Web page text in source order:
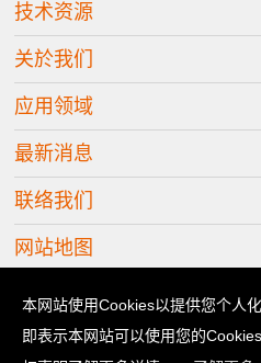
技术资源
关於我们
应用领域
最新消息
联络我们
网站地图
Copyright © 2026 立善
本网站使用Cookies以提供您个人
即表示本网站可以使用您的